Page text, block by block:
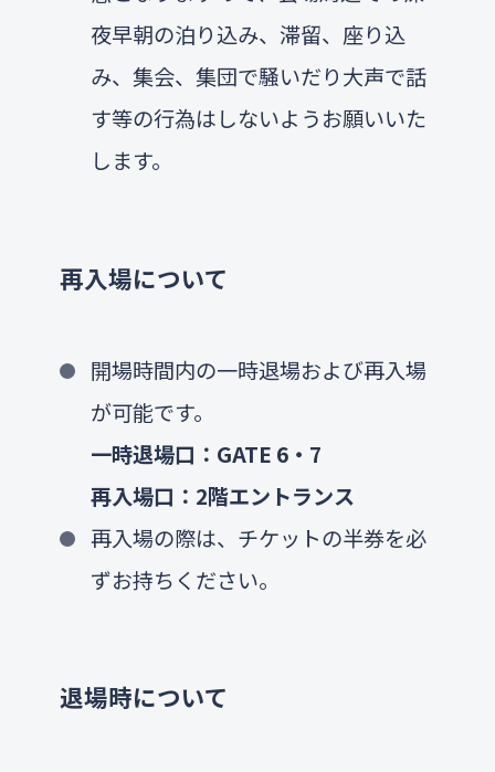
夜早朝の泊り込み、滞留、座り込
み、集会、集団で騒いだり大声で話
す等の行為はしないようお願いいた
します。
再入場について
開場時間内の一時退場および再入場
が可能です。
一時退場口：GATE 6・7
再入場口：2階エントランス
再入場の際は、チケットの半券を必
ずお持ちください。
退場時について